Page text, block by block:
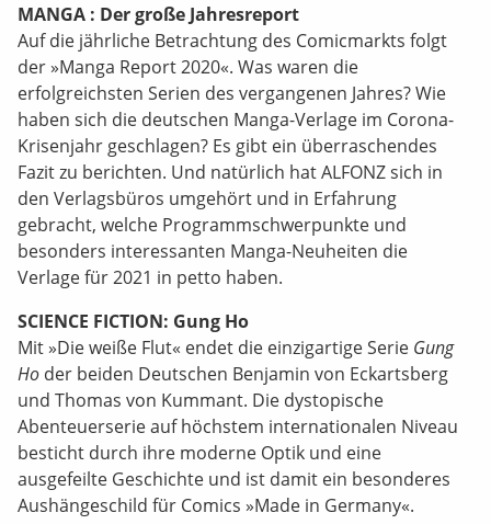
MANGA : Der große Jahresreport
Auf die jährliche Betrachtung des Comicmarkts folgt
der »Manga Report 2020«. Was waren die
erfolgreichsten Serien des vergangenen Jahres? Wie
haben sich die deutschen Manga-Verlage im Corona-
Krisenjahr geschlagen? Es gibt ein überraschendes
Fazit zu berichten. Und natürlich hat ALFONZ sich in
den Verlagsbüros umgehört und in Erfahrung
gebracht, welche Programmschwerpunkte und
besonders interessanten Manga-Neuheiten die
Verlage für 2021 in petto haben.
SCIENCE FICTION: Gung Ho
Mit »Die weiße Flut« endet die einzigartige Serie Gung
Ho der beiden Deutschen Benjamin von Eckartsberg
und Thomas von Kummant. Die dystopische
Abenteuerserie auf höchstem internationalen Niveau
besticht durch ihre moderne Optik und eine
ausgefeilte Geschichte und ist damit ein besonderes
Aushängeschild für Comics »Made in Germany«.